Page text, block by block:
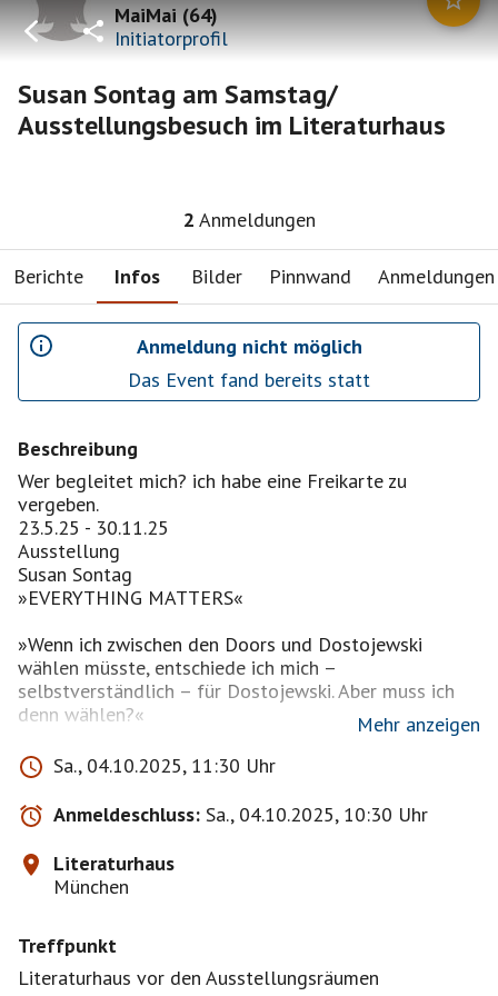
MaiMai(64)
Initiatorprofil
Susan Sontag am Samstag/
Ausstellungsbesuch im Literaturhaus
2 Anmeldungen
Berichte Infos Bilder Pinnwand Anmeldungen
Anmeldung nicht möglich
Das Event fand bereits statt
Beschreibung
Wer begleitet mich? ich habe eine Freikarte zu
vergeben.
23.5.25 - 30.11.25
Ausstellung
Susan Sontag
»EVERYTHING MATTERS«
»Wenn ich zwischen den Doors und Dostojewski
wählen müsste, entschiede ich mich –
selbstverständlich – für Dostojewski. Aber muss ich
denn wählen?«
Susan Sontag, 1996
»Everything matters« – »Alles ist wichtig«, schrieb
Susan Sontag, die große New Yorker Intellektuelle,
bereits als 16-jährige in ihr Tagebuch. Für die brillante
Essayistin, Schriftstellerin, Kulturbesessene war es
gleichermaßen wichtig zu lesen, zu schreiben, zu
Literaturhaus München stellt diese Ikone
philosophischen Denkens im 20. Jahrhundert in fünf
Mehr anzeigen
Sa., 04.10.2025, 11:30 Uhr
Anmeldeschluss: Sa., 04.10.2025, 10:30 Uhr
Literaturhaus
München
Treffpunkt
Literaturhaus vor den Ausstellungsräumen